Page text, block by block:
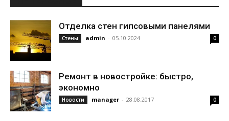
Отделка стен гипсовыми панелями
Стены admin - 05.10.2024 0
Ремонт в новостройке: быстро,
экономно
Новости manager - 28.08.2017 0